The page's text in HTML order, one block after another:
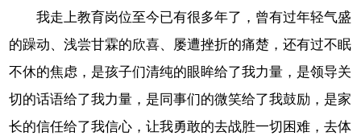
我走上教育岗位至今已有很多年了，曾有过年轻气盛
的躁动、浅尝甘霖的欣喜、屡遭挫折的痛楚，还有过不眠
不休的焦虑，是孩子们清纯的眼眸给了我力量，是领导关
切的话语给了我力量，是同事们的微笑给了我鼓励，是家
长的信任给了我信心，让我勇敢的去战胜一切困难，去体